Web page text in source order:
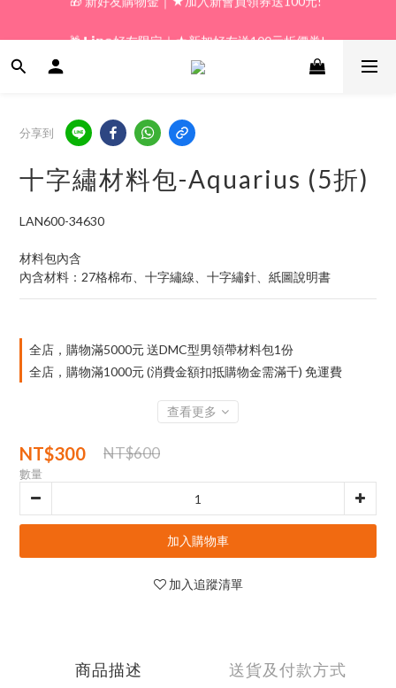
🎁 𝗟𝗶𝗻𝗲好友限定｜★新加好友送100元折價券!
🎁 新好友購物金｜★加入新會員領券送100元!
分享到
十字繡材料包-Aquarius (5折)
LAN600-34630
材料包內含
內含材料：27格棉布、十字繡線、十字繡針、紙圖說明書
全店，購物滿5000元 送DMC型男領帶材料包1份
全店，購物滿1000元 (消費金額扣抵購物金需滿千) 免運費
查看更多
NT$300 NT$600
數量
加入購物車
加入追蹤清單
商品描述 送貨及付款方式